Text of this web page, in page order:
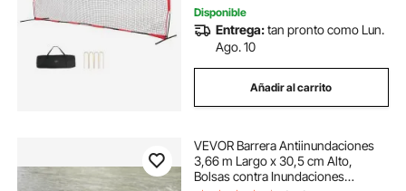
Disponible
Entrega:tan pronto como Lun.
Ago. 10
Añadir al carrito
VEVOR Barrera Antiinundaciones
3,66 m Largo x 30,5 cm Alto,
Bolsas contra Inundaciones